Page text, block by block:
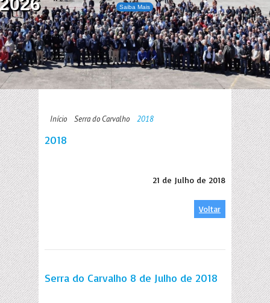
Saiba Mais
Início Serra do Carvalho 2018
2018
21 de Julho de 2018
Voltar
Serra do Carvalho 8 de Julho de 2018